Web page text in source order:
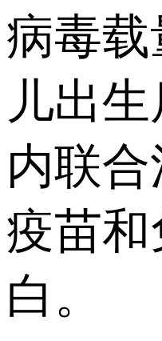
病毒载
儿出
内联
疫苗
白。